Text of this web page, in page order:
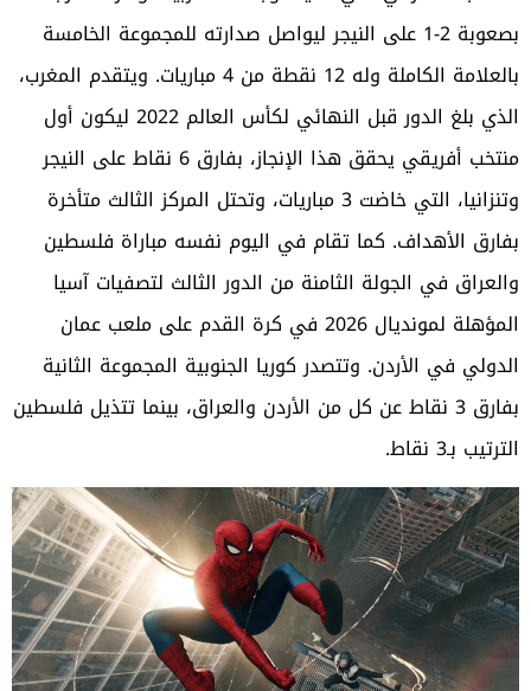
بصعوبة 2-1 على النيجر ليواصل صدارته للمجموعة الخامسة
بالعلامة الكاملة وله 12 نقطة من 4 مباريات. ويتقدم المغرب،
الذي بلغ الدور قبل النهائي لكأس العالم 2022 ليكون أول
منتخب أفريقي يحقق هذا الإنجاز، بفارق 6 نقاط على النيجر
وتنزانيا، التي خاضت 3 مباريات، وتحتل المركز الثالث متأخرة
بفارق الأهداف. كما تقام في اليوم نفسه مباراة فلسطين
والعراق في الجولة الثامنة من الدور الثالث لتصفيات آسيا
المؤهلة لمونديال 2026 في كرة القدم على ملعب عمان
الدولي في الأردن. وتتصدر كوريا الجنوبية المجموعة الثانية
بفارق 3 نقاط عن كل من الأردن والعراق، بينما تتذيل فلسطين
الترتيب بـ3 نقاط.